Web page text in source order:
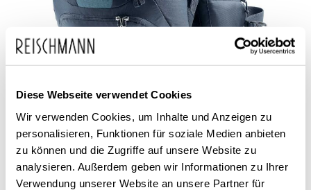
Diese Webseite verwendet Cookies
Wir verwenden Cookies, um Inhalte und Anzeigen zu
personalisieren, Funktionen für soziale Medien anbieten
zu können und die Zugriffe auf unsere Website zu
analysieren. Außerdem geben wir Informationen zu Ihrer
Verwendung unserer Website an unsere Partner für
Zum
Anfang
der
Bildgalerie
springen
Deuter
Herren Wanderrucksack
Futura Pro | 36 Liter
200,00 €
inkl. MwSt.